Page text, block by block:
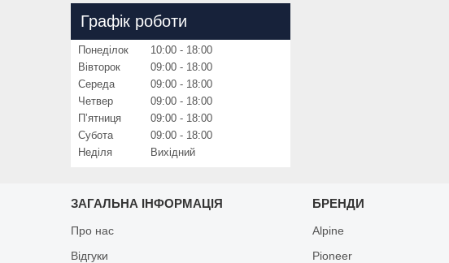
Графік роботи
Понеділок 10:00
18:00
Вівторок
09:00
18:00
Середа
09:00
18:00
Четвер
09:00
18:00
Пʼятниця
09:00
18:00
Субота
09:00
18:00
Неділя
Вихідний
ЗАГАЛЬНА ІНФОРМАЦІЯ
Про нас
Відгуки
БРЕНДИ
Alpine
Pioneer